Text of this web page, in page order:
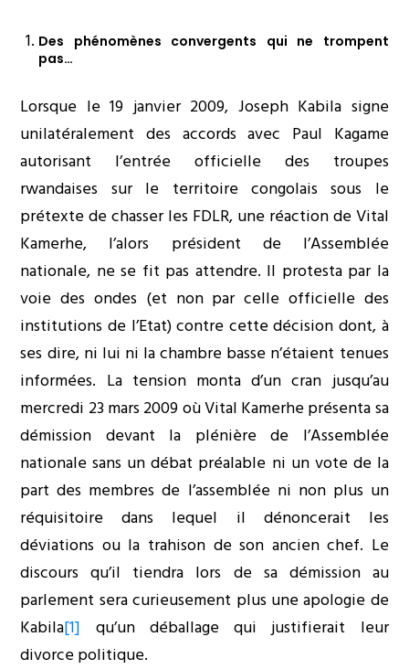
Des phénomènes convergents qui ne trompent
pas…
Lorsque le 19 janvier 2009, Joseph Kabila signe
unilatéralement des accords avec Paul Kagame
autorisant l’entrée officielle des troupes
rwandaises sur le territoire congolais sous le
prétexte de chasser les FDLR, une réaction de Vital
Kamerhe, l’alors président de l’Assemblée
nationale, ne se fit pas attendre. Il protesta par la
voie des ondes (et non par celle officielle des
institutions de l’Etat) contre cette décision dont, à
ses dire, ni lui ni la chambre basse n’étaient tenues
informées. La tension monta d’un cran jusqu’au
mercredi 23 mars 2009 où Vital Kamerhe présenta sa
démission devant la plénière de l’Assemblée
nationale sans un débat préalable ni un vote de la
part des membres de l’assemblée ni non plus un
réquisitoire dans lequel il dénoncerait les
déviations ou la trahison de son ancien chef. Le
discours qu’il tiendra lors de sa démission au
parlement sera curieusement plus une apologie de
Kabila[1]
qu’un déballage qui justifierait leur
divorce politique.